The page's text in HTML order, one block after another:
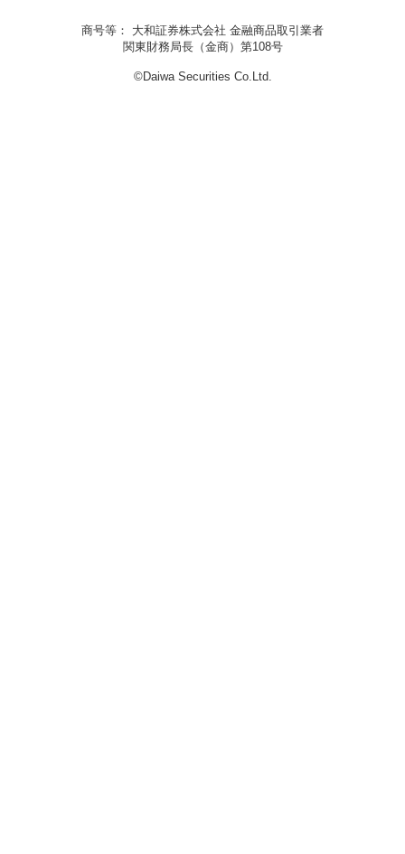
商号等： 大和証券株式会社 金融商品取引業者
関東財務局長（金商）第108号
©Daiwa Securities Co.Ltd.